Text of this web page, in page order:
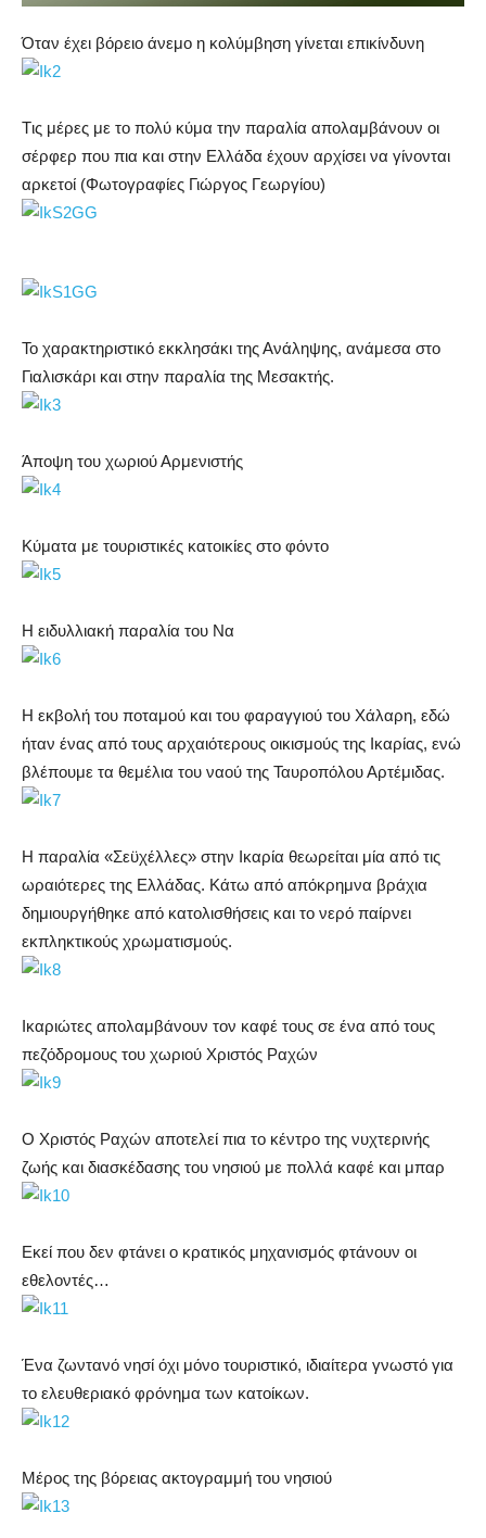
Όταν έχει βόρειο άνεμο η κολύμβηση γίνεται επικίνδυνη
Tις μέρες με το πολύ κύμα την παραλία απολαμβάνουν οι
σέρφερ που πια και στην Ελλάδα έχουν αρχίσει να γίνονται
αρκετοί (Φωτογραφίες Γιώργος Γεωργίου)
Το χαρακτηριστικό εκκλησάκι της Ανάληψης, ανάμεσα στο
Γιαλισκάρι και στην παραλία της Μεσακτής.
Άποψη του χωριού Αρμενιστής
Κύματα με τουριστικές κατοικίες στο φόντο
Η ειδυλλιακή παραλία του Να
Η εκβολή του ποταμού και του φαραγγιού του Χάλαρη, εδώ
ήταν ένας από τους αρχαιότερους οικισμούς της Ικαρίας, ενώ
βλέπουμε τα θεμέλια του ναού της Ταυροπόλου Αρτέμιδας.
Η παραλία «Σεϋχέλλες» στην Ικαρία θεωρείται μία από τις
ωραιότερες της Ελλάδας. Κάτω από απόκρημνα βράχια
δημιουργήθηκε από κατολισθήσεις και το νερό παίρνει
εκπληκτικούς χρωματισμούς.
Ικαριώτες απολαμβάνουν τον καφέ τους σε ένα από τους
πεζόδρομους του χωριού Χριστός Ραχών
Ο Χριστός Ραχών αποτελεί πια το κέντρο της νυχτερινής
ζωής και διασκέδασης του νησιού με πολλά καφέ και μπαρ
Εκεί που δεν φτάνει ο κρατικός μηχανισμός φτάνουν οι
εθελοντές…
Ένα ζωντανό νησί όχι μόνο τουριστικό, ιδιαίτερα γνωστό για
το ελευθεριακό φρόνημα των κατοίκων.
Μέρος της βόρειας ακτογραμμή του νησιού